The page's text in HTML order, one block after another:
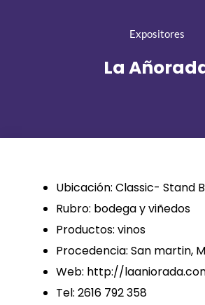
Expositores
La
Ubicación: Classic- Stand
Rubro: bodega y viñedos
Productos: vinos
Procedencia: San martin,
Web: http://
Tel: 2616 792 358